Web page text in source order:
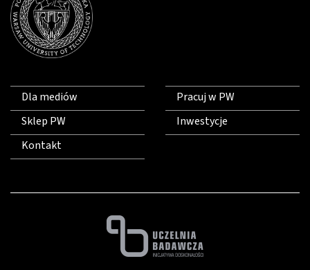
Dla mediów
Sklep PW
Kontakt
Pracuj w PW
Inwestycje